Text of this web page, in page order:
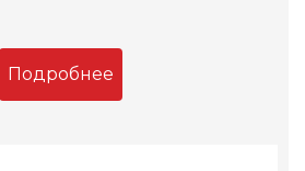
Подробнее